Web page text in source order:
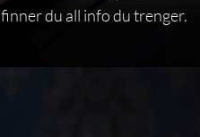
du all info du trenger.